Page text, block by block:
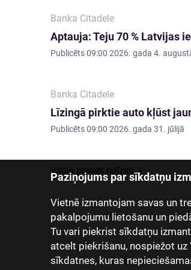
Paziņojums par sīkdatņu
Vietnē izmantojam savas un
pakalpojumu lietošanu un
Tu vari piekrist sīkdatņu
atcelt piekrišanu, nospiežot
sīkdatnes, kuras
Banka Citadele
Aptauja: Teju 70 % Latvijas
Publicēts09:00 2026. gada 4.
Banka Citadele
Līzingā pirktie auto kļūst
Publicēts09:00 2026. gada 31. jūlijā
Visas preses relīzes
Par mums Investoriem